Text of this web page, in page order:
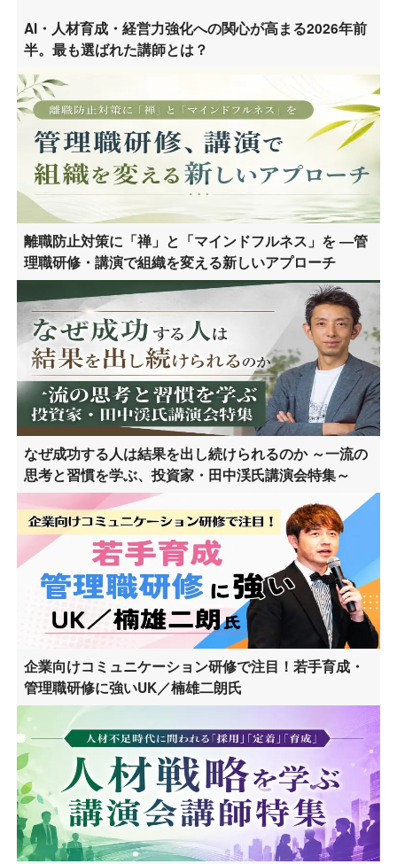
AI・人材育成・経営力強化への関心が高まる2026年前
半。最も選ばれた講師とは？
離職防止対策に「禅」と「マインドフルネス」を ―管
理職研修・講演で組織を変える新しいアプローチ
なぜ成功する人は結果を出し続けられるのか ～一流の
思考と習慣を学ぶ、投資家・田中渓氏講演会特集～
企業向けコミュニケーション研修で注目！若手育成・
管理職研修に強いUK／楠雄二朗氏